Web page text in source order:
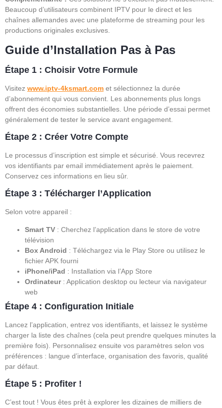
Beaucoup d’utilisateurs combinent IPTV pour le direct et les
chaînes allemandes avec une plateforme de streaming pour les
productions originales exclusives.
Guide d’Installation Pas à Pas
Étape 1 : Choisir Votre Formule
Visitez www.iptv-4ksmart.com et sélectionnez la durée
d’abonnement qui vous convient. Les abonnements plus longs
offrent des économies substantielles. Une période d’essai permet
généralement de tester le service avant engagement.
Étape 2 : Créer Votre Compte
Le processus d’inscription est simple et sécurisé. Vous recevrez
vos identifiants par email immédiatement après le paiement.
Conservez ces informations en lieu sûr.
Étape 3 : Télécharger l’Application
Selon votre appareil :
Smart TV : Cherchez l’application dans le store de votre
télévision
Box Android : Téléchargez via le Play Store ou utilisez le
fichier APK fourni
iPhone/iPad : Installation via l’App Store
Ordinateur: Application desktop ou lecteur via navigateur
web
Étape 4 : Configuration Initiale
Lancez l’application, entrez vos identifiants, et laissez le système
charger la liste des chaînes (cela peut prendre quelques minutes la
première fois). Personnalisez ensuite vos paramètres selon vos
préférences : langue d’interface, organisation des favoris, qualité
par défaut.
Étape 5 : Profiter !
C’est tout ! Vous êtes prêt à explorer les dizaines de milliers de